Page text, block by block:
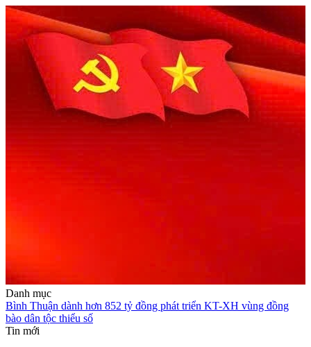
Danh mục
Bình Thuận dành hơn 852 tỷ đồng phát triển KT-XH vùng đồng
bào dân tộc thiểu số
Tin mới